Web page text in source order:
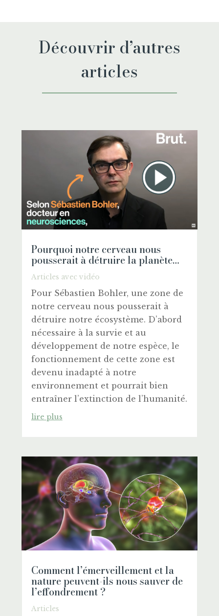
Découvrir d’autres
articles
Pourquoi notre cerveau nous
pousserait à détruire la planète…
Articles avec vidéo
Pour Sébastien Bohler, une zone de
notre cerveau nous pousserait à
détruire notre écosystème. D’abord
nécessaire à la survie et au
développement de notre espèce, le
fonctionnement de cette zone est
devenu inadapté à notre
environnement et pourrait bien
entraîner l’extinction de l’humanité.
lire plus
Comment l’émerveillement et la
nature peuvent-ils nous sauver de
l’effondrement ?
Articles